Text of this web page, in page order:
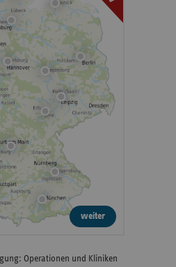
weiter
Operationen und Kliniken